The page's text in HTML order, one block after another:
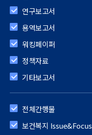
연구보고서
용역보고서
워킹페이퍼
정책자료
기타보고서
전체간행물
보건복지 Issue&Focus